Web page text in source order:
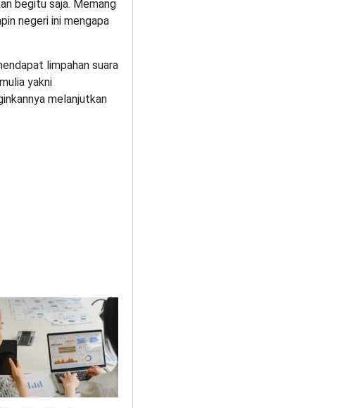
begitu saja. Memang
negeri ini mengapa
limpahan suara
yakni
melanjutkan